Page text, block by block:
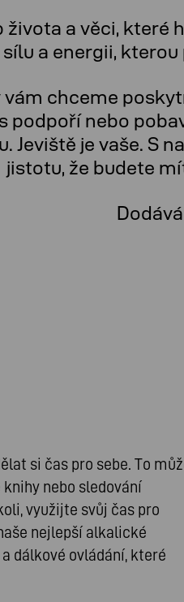
a věci,
a energii,
chceme
podpoří nebo
Jeviště je vaše. S
jistotu, že budete
si čas pro sebe. To
nebo sledování
využijte svůj čas pro
nejlepší alkalické
dálkové ovládání, které